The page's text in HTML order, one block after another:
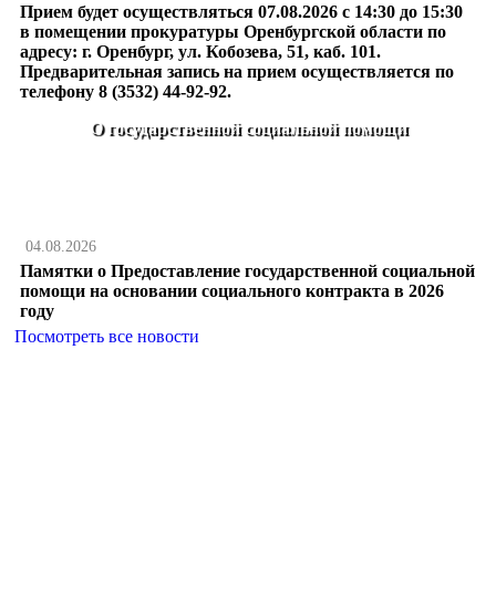
Прием будет осуществляться 07.08.2026 с 14:30 до 15:30
в помещении прокуратуры Оренбургской области по
адресу: г. Оренбург, ул. Кобозева, 51, каб. 101.
Предварительная запись на прием осуществляется по
телефону 8 (3532) 44-92-92.
О государственной социальной помощи
04.08.2026
Памятки о Предоставление государственной социальной
помощи на основании социального контракта в 2026
году
Посмотреть все новости